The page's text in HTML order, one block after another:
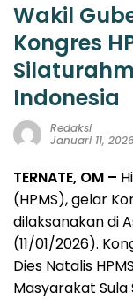
Wakil
Kongres
Indonesia
Redaksi
Januari 11, 2026
TERNATE, OM –
(HPMS), gelar
dilaksanakan di
(11/01/2026).
Dies Natalis
Masyarakat Sula